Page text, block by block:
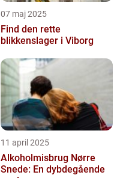
07 maj 2025
Find den rette
blikkenslager i Viborg
11 april 2025
Alkoholmisbrug Nørre
Snede: En dybdegående